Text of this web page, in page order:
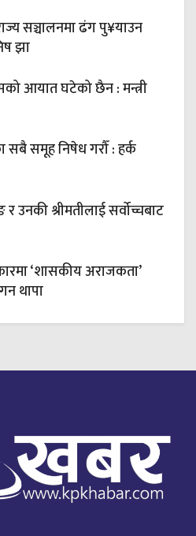
सञ्चालनमा ढंग पु¥याउन
झा
आयात घटेको छैन : मन्त्री
सबै समूह निषेध गरौँ : हर्क
उनकी श्रीमतीलाई सर्वोच्चबाट
‘शासकीय अराजकता’
थापा